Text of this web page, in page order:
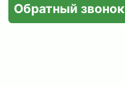
Обратный звонок